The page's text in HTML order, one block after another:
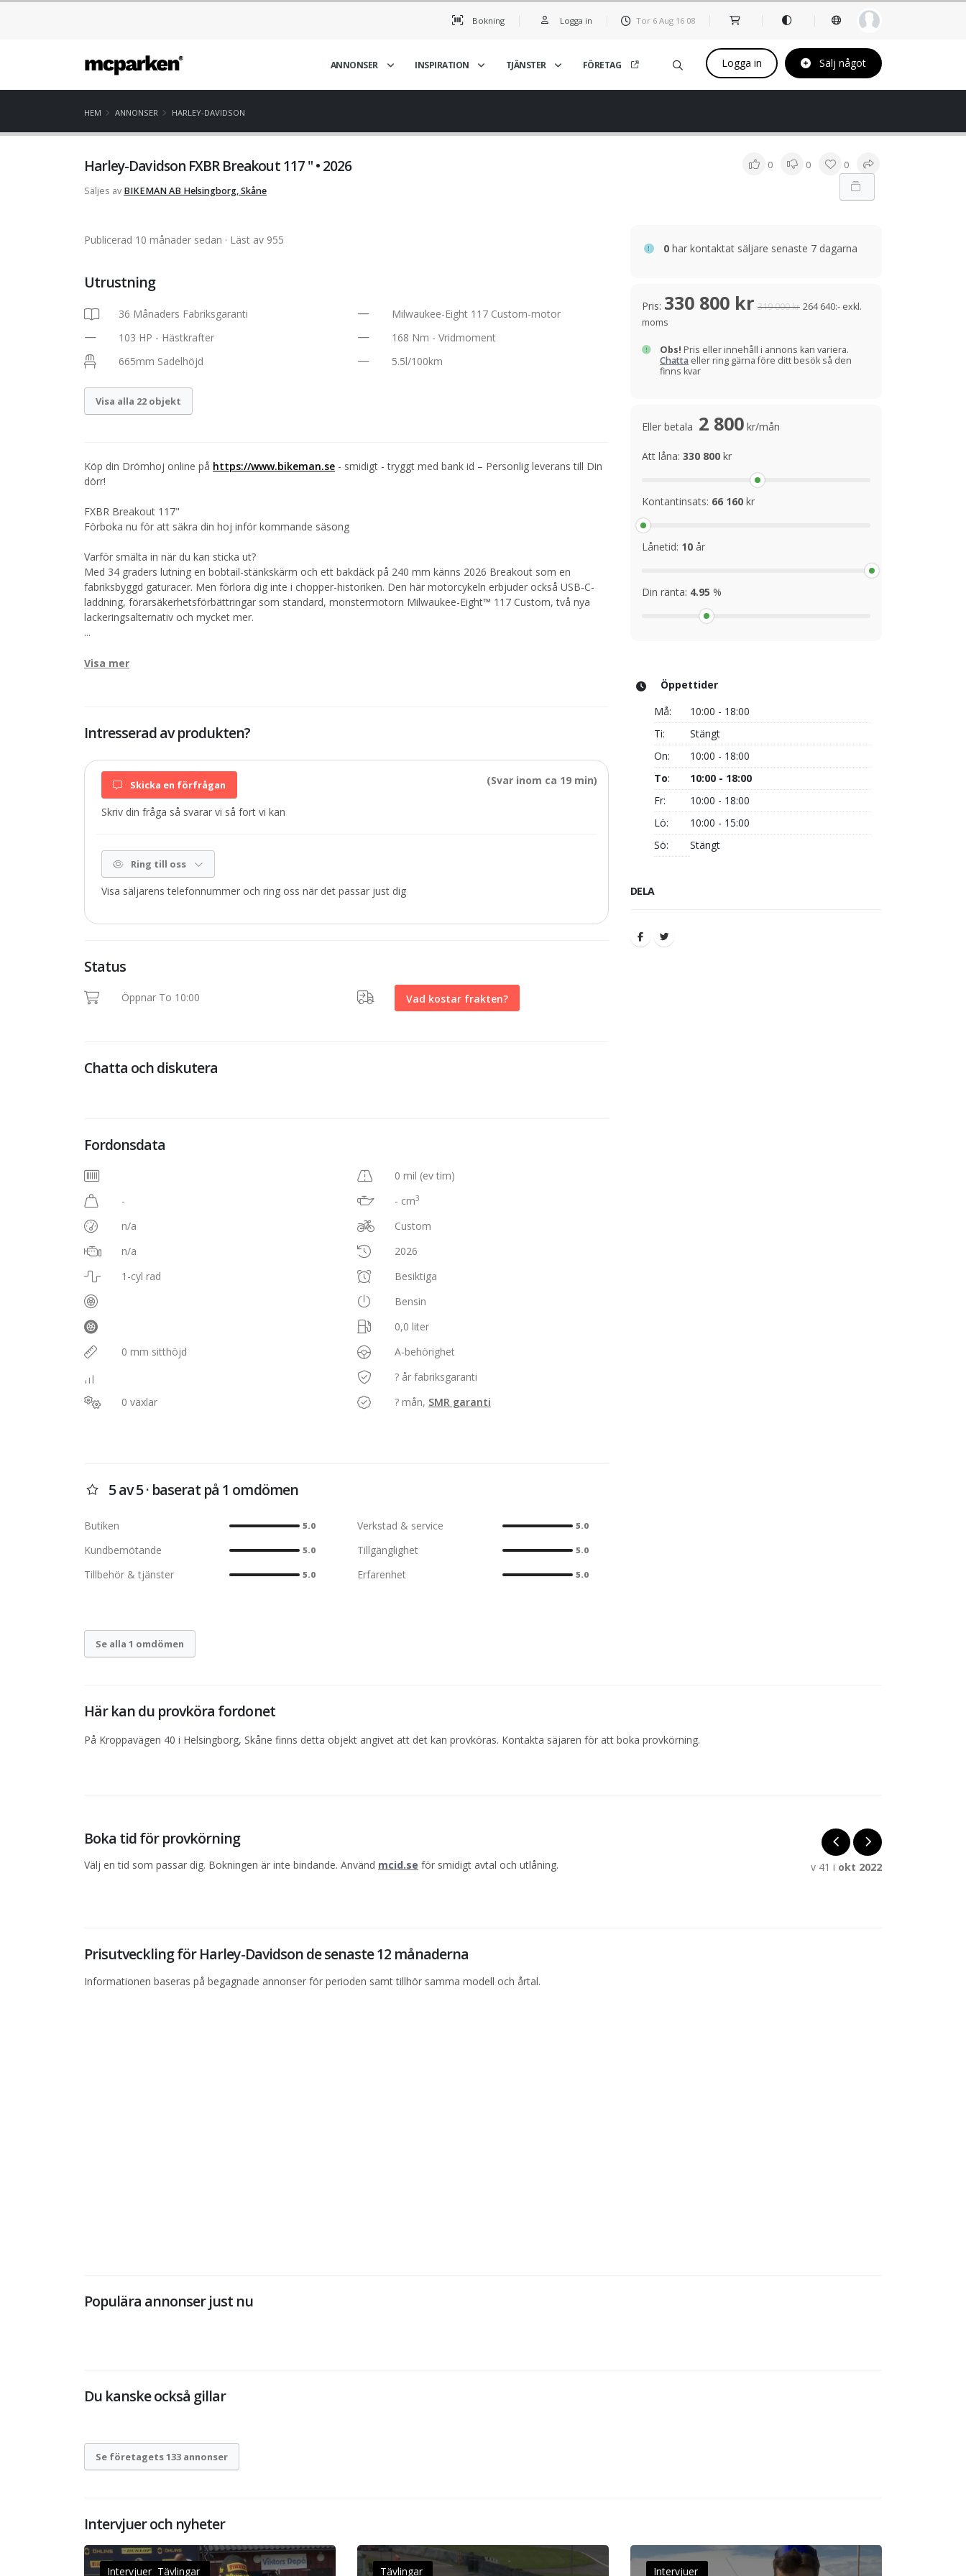
Bokning Logga in Tor 6 Aug 16 08
ANNONSER INSPIRATION TJÄNSTER FÖRETAG Logga in Sälj något
HEM ANNONSER HARLEY-DAVIDSON
Harley-Davidson FXBR Breakout 117 " • 2026 0 0 0
Säljes av BIKEMAN AB Helsingborg, Skåne
Publicerad 10 månader sedan · Läst av 955
Utrustning
36 Månaders Fabriksgaranti
Milwaukee-Eight 117 Custom-motor
103 HP - Hästkrafter
168 Nm - Vridmoment
665mm Sadelhöjd
5.5l/100km
Visa alla 22 objekt
Köp din Drömhoj online på https://www.bikeman.se - smidigt - tryggt med bank id – Personlig leverans till Din
dörr!
FXBR Breakout 117"
Förboka nu för att säkra din hoj inför kommande säsong
Varför smälta in när du kan sticka ut?
Med 34 graders lutning en bobtail-stänkskärm och ett bakdäck på 240 mm känns 2026 Breakout som en
fabriksbyggd gaturacer. Men förlora dig inte i chopper-historiken. Den här motorcykeln erbjuder också USB-C-
laddning, förarsäkerhetsförbättringar som standard, monstermotorn Milwaukee-Eight™ 117 Custom, två nya
lackeringsalternativ och mycket mer.
...
Visa mer
Intresserad av produkten?
Skicka en förfrågan (Svar inom ca 19 min)
Skriv din fråga så svarar vi så fort vi kan
Ring till oss
Visa säljarens telefonnummer och ring oss när det passar just dig
Status
Öppnar To 10:00 Vad kostar frakten?
Chatta och diskutera
Fordonsdata
-
n/a
n/a
1-cyl rad
0 mm sitthöjd
0 växlar
0 mil (ev tim)
- cm3
Custom
2026
Besiktiga
Bensin
0,0 liter
A-behörighet
? år fabriksgaranti
? mån, SMR garanti
5 av 5 · baserat på 1 omdömen
Butiken 5.0 Verkstad & service 5.0
Kundbemötande 5.0 Tillgänglighet 5.0
Tillbehör & tjänster 5.0 Erfarenhet 5.0
Se alla 1 omdömen
0 har kontaktat säljare senaste 7 dagarna
Pris: 330 800 kr 319 000 kr 264 640:- exkl.
moms
Obs! Pris eller innehåll i annons kan variera.
Chatta eller ring gärna före ditt besök så den
finns kvar
Eller betala 2 800 kr/mån
Att låna: 330 800 kr
Kontantinsats: 66 160 kr
Lånetid: 10 år
Din ränta: 4.95 %
Öppettider
Må:
10:00 - 18:00
Ti:
Stängt
On:
10:00 - 18:00
To:
10:00 - 18:00
Fr:
10:00 - 18:00
Lö:
10:00 - 15:00
Sö:
Stängt
DELA
Här kan du provköra fordonet
På Kroppavägen 40 i Helsingborg, Skåne finns detta objekt angivet att det kan provköras. Kontakta säjaren för att boka provkörning.
Boka tid för provkörning
Välj en tid som passar dig. Bokningen är inte bindande. Använd mcid.se för smidigt avtal och utlåning. v 41 i okt 2022
Prisutveckling för Harley-Davidson de senaste 12 månaderna
Informationen baseras på begagnade annonser för perioden samt tillhör samma modell och årtal.
Populära annonser just nu
Du kanske också gillar
Se företagets 133 annonser
Intervjuer och nyheter
Intervjuer Tävlingar Tävlingar Intervjuer